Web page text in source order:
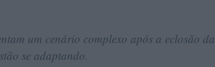
um cenário complexo após a eclosão da
se adaptando.